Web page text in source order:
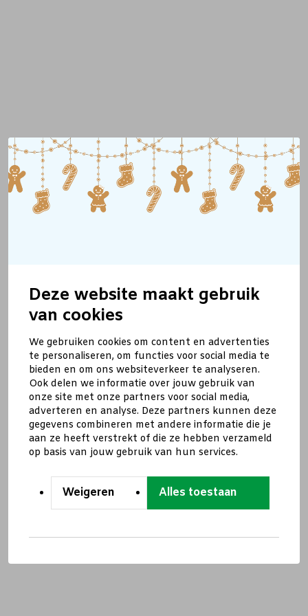
Deze website maakt gebruik
van cookies
We gebruiken cookies om content en advertenties
te personaliseren, om functies voor social media te
bieden en om ons websiteverkeer te analyseren.
Ook delen we informatie over jouw gebruik van
onze site met onze partners voor social media,
adverteren en analyse. Deze partners kunnen deze
gegevens combineren met andere informatie die je
aan ze heeft verstrekt of die ze hebben verzameld
op basis van jouw gebruik van hun services.
Weigeren Alles toestaan